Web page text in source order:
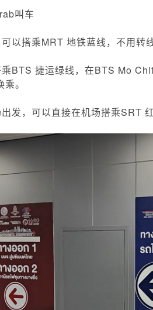
叫车
以搭乘MRT 地铁蓝线，不用转
BTS 捷运绿线，在BTS Mo
。
发，可以直接在机场搭乘SRT